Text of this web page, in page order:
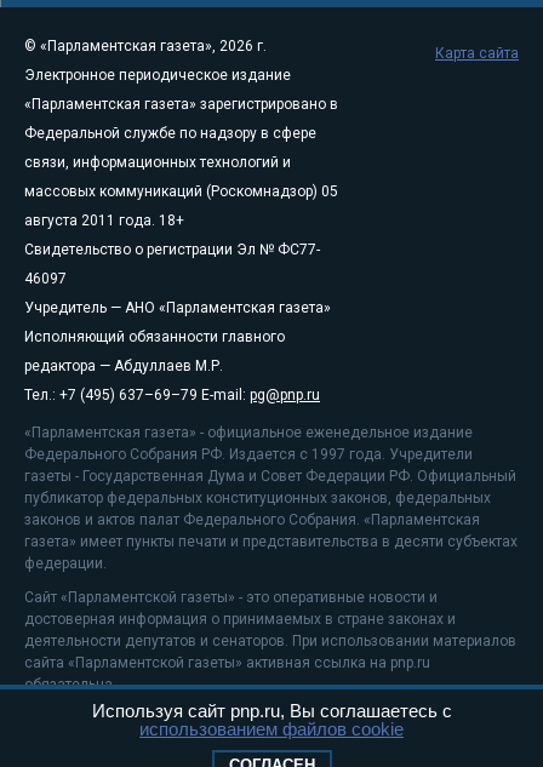
© «Парламентская газета», 2026 г.
Электронное периодическое издание
«Парламентская газета» зарегистрировано в
Федеральной службе по надзору в сфере
связи, информационных технологий и
массовых коммуникаций (Роскомнадзор) 05
августа 2011 года. 18+
Свидетельство о регистрации Эл № ФС77-
46097
Учредитель — АНО «Парламентская газета»
Исполняющий обязанности главного
редактора — Абдуллаев М.Р.
Тел.: +7 (495) 637–69–79 E-mail: pg@pnp.ru
«Парламентская газета» - официальное еженедельное издание
Федерального Собрания РФ. Издается с 1997 года. Учредители
газеты - Государственная Дума и Совет Федерации РФ. Официальный
публикатор федеральных конституционных законов, федеральных
законов и актов палат Федерального Собрания. «Парламентская
газета» имеет пункты печати и представительства в десяти субъектах
федерации.
Сайт «Парламентской газеты» - это оперативные новости и
достоверная информация о принимаемых в стране законах и
деятельности депутатов и сенаторов. При использовании материалов
сайта «Парламентской газеты» активная ссылка на pnp.ru
обязательна.
На информационном ресурсе применяютсярекомендательные
Положение о защите персональных данных
Карта сайта
Используя сайт pnp.ru, Вы соглашаетесь с
использованием файлов cookie